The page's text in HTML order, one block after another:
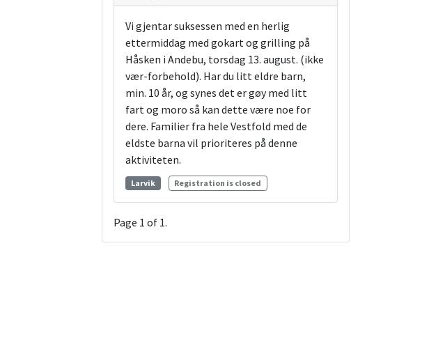
Vi gjentar suksessen med en herlig
ettermiddag med gokart og grilling på
Håsken i Andebu, torsdag 13. august. (ikke
vær-forbehold). Har du litt eldre barn,
min. 10 år, og synes det er gøy med litt
fart og moro så kan dette være noe for
dere. Familier fra hele Vestfold med de
eldste barna vil prioriteres på denne
aktiviteten.
Larvik Registration is closed
Page 1 of 1.